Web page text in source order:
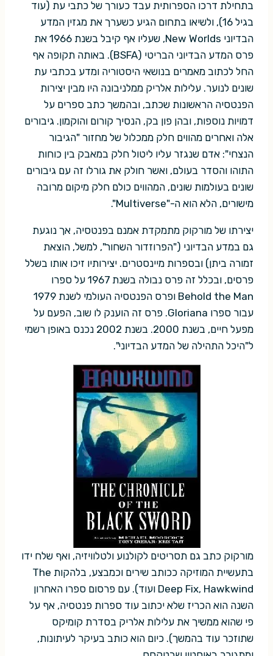
בתחילת דרכו הספרותית עבד כעורך של כתבי עת (עוד
בגיל 16), ולשיאו בתחום הגיע כשערך את מגזין המדע
הבדיוני New Worlds, שעליו אף קיבל בשנת 1966 את
פרס המדע הבדיוני הבריטי (BSFA). באותה תקופה אף
החל לכתוב מאמרים בנושאי היסטוריה ומדע בכתבי עת
שונים לנוער. עלילות אלריק ממלניבונה היו מבין יצירות
הפנטסיה הראשונות שכתב, ובהמשך כתב ספרים על
דמויות נוספות, ובהן פון בק, הנסיך קורום והוקמון. גיבורים
אלה ואחרים מהווים חלק ממכלול של מחזור "הגיבור
הנצחי": אדם שנגזר עליו ליטול חלק במאבק בין כוחות
התוהו והסדר בעולם, ואשר חולק את גורלו זה עם גיבורים
שונים בעולמות שונים, המהווים כולם חלק מיקום מרובה
מישורים, הלא הוא ה-"Multiverse".
יצירתו של מורקוק מתמקדת אמנם בפנטסיה, אך נוגעת
גם במדע הבדיוני ("הפרוזדור השחור", למשל, הוצאת
זמורה ביתן) ובספרות מיינסטרים. יצירותיו זיכו אותו בשלל
פרסים, ובכלל זה פרס נבולה בשנת 1967 על ספרו
Behold the Man ופרס הפנטסיה העולמי לשנת 1979
עבור ספרו Gloriana. פרס זה הוענק לו שוב, הפעם על
מפעל חיים, בשנת 2000. בשנת 2002 נכנס באופן רשמי
ל"היכל התהילה של המדע הבדיוני".
מורקוק כתב גם תסריטים לקולנוע ולטלוויזיה, ואף שלח ידו
בתעשיית המוזיקה ככותב שירים וכמבצע, בלהקות The
Deep Fix, Hawkwind ועוד). עם פרסום ספרו האחרון
השנה הוא הכריז שלא יכתוב עוד ספרות פנטסיה, אף על
פי שהוא ממשיך את עלילות אלריק בסדרת קומיקס
שתוזכר עוד בהמשך). כיום הוא כותב בעיקר לעיתונות,